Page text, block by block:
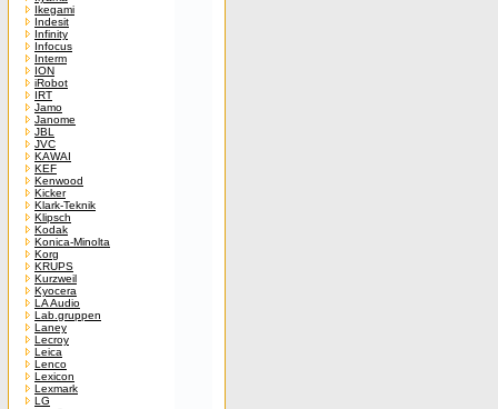
Ikegami
Indesit
Infinity
Infocus
Interm
ION
iRobot
IRT
Jamo
Janome
JBL
JVC
KAWAI
KEF
Kenwood
Kicker
Klark-Teknik
Klipsch
Kodak
Konica-Minolta
Korg
KRUPS
Kurzweil
Kyocera
LA Audio
Lab.gruppen
Laney
Lecroy
Leica
Lenco
Lexicon
Lexmark
LG